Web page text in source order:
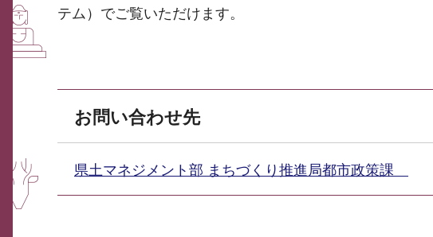
テム）でご覧いただけます。
お問い合わせ先
県土マネジメント部 まちづくり推進局都市政策課